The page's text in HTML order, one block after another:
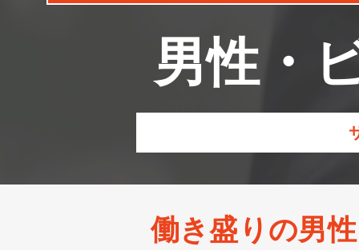
男性・
働き盛りの男